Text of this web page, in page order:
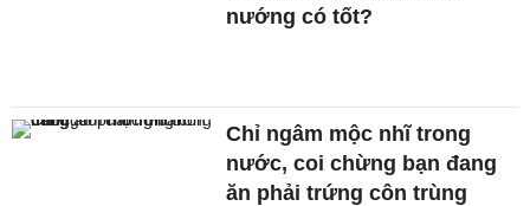
nướng có tốt?
Chỉ ngâm mộc nhĩ trong
nước, coi chừng bạn đang
ăn phải trứng côn trùng